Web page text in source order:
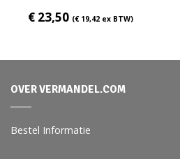
€23,50 (€19,42ex BTW)
OVER VERMANDEL.COM
Bestel Informatie